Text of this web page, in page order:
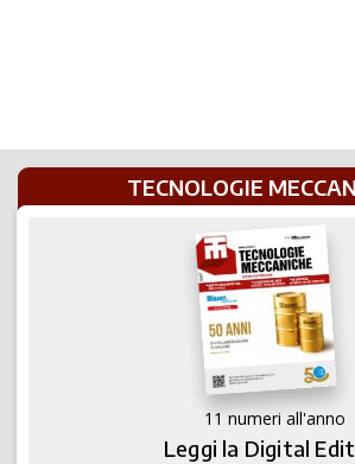
TECNOLOGIE
11 numeri all'anno
Leggi la Digital